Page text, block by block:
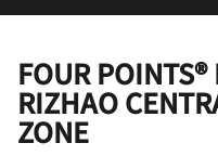
FOUR POINTS®
RIZHAO
ZONE